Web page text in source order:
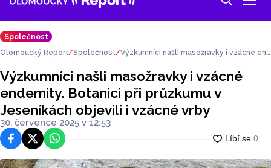
Společnost
Olomoucký Report Společnost Výzkumníci našli masožravky i vzácné end
objevili i vzácné vrby
Výzkumníci našli masožravky i vzácné
endemity. Botanici při průzkumu v
Jeseníkách objevili i vzácné vrby
30. července 2025 v 12:53
FacebookPlatforma X
WhatsApp